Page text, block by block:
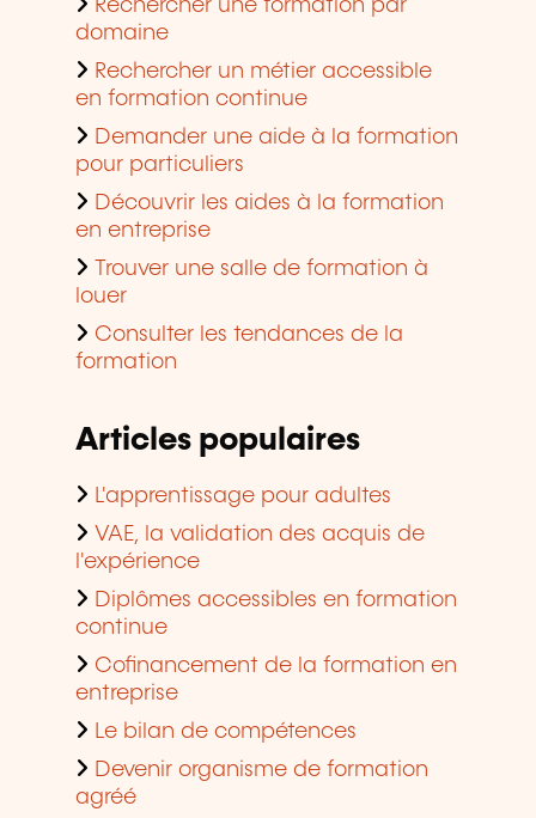
Rechercher une formation par
domaine
Rechercher un métier accessible
en formation continue
Demander une aide à la formation
pour particuliers
Découvrir les aides à la formation
en entreprise
Trouver une salle de formation à
louer
Consulter les tendances de la
formation
Articles populaires
L'apprentissage pour adultes
VAE, la validation des acquis de
l'expérience
Diplômes accessibles en formation
continue
Cofinancement de la formation en
entreprise
Le bilan de compétences
Devenir organisme de formation
agréé